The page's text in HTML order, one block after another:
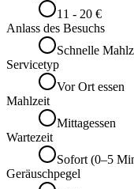
11 - 20 €
Anlass des Besuchs
Schnelle
Servicetyp
Vor Ort essen
Mahlzeit
Mittagessen
Wartezeit
Sofort (0–5
Geräuschpegel